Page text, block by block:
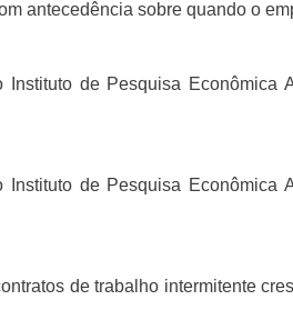
antecedência sobre quando o
de Pesquisa Econômica
de Pesquisa Econômica
de trabalho intermitente